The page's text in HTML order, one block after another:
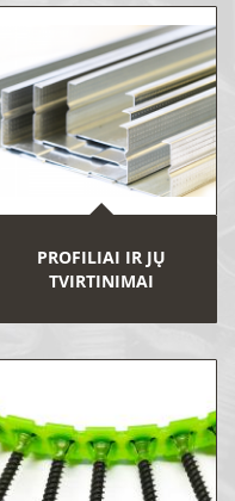
PROFILIAI IR JŲ
TVIRTINIMAI